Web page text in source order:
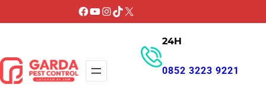
ke
Facebook
YouTube
Instagram
TikTok
X
24H
0852 3223 9221